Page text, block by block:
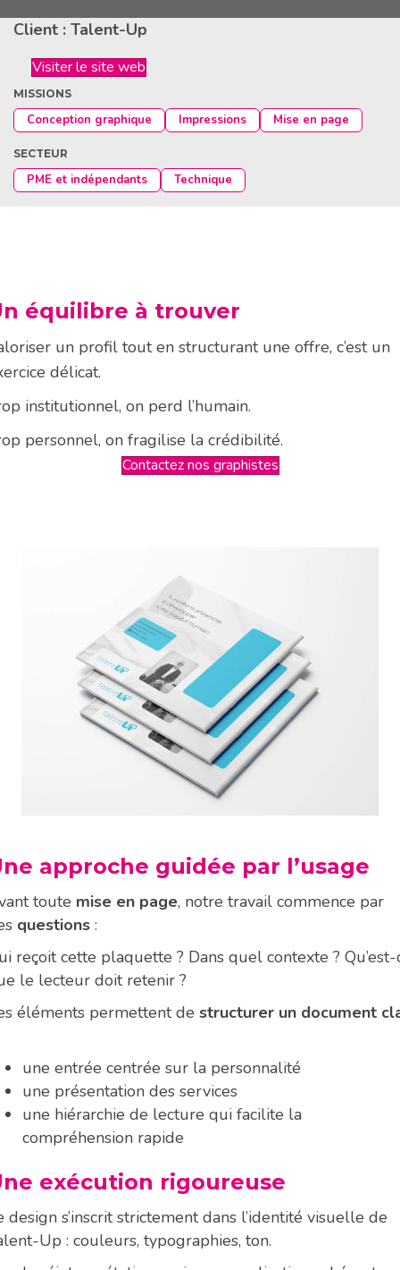
Client : Talent-Up
Visiter le site web
MISSIONS
Conception graphique Impressions Mise en page
SECTEUR
PME et indépendants Technique
équilibre à trouver
un profil tout en structurant une offre, c’est un
délicat.
institutionnel, on perd l’humain.
personnel, on fragilise la crédibilité.
Contactez nos graphistes
approche guidée par l’usage
toute mise en page, notre travail commence par
questions :
reçoit cette plaquette ? Dans quel contexte ? Qu’est-
le lecteur doit retenir ?
éléments permettent de structurer un document
une entrée centrée sur la personnalité
une présentation des services
une hiérarchie de lecture qui facilite la
compréhension rapide
exécution rigoureuse
design s’inscrit strictement dans l’identité visuelle de
Up : couleurs, typographies, ton.